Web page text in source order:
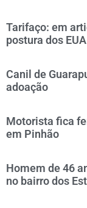
Tarifaço: em
postura dos EUA
Canil de
adoação
Motorista fica
em Pinhão
Homem de 46
no bairro dos